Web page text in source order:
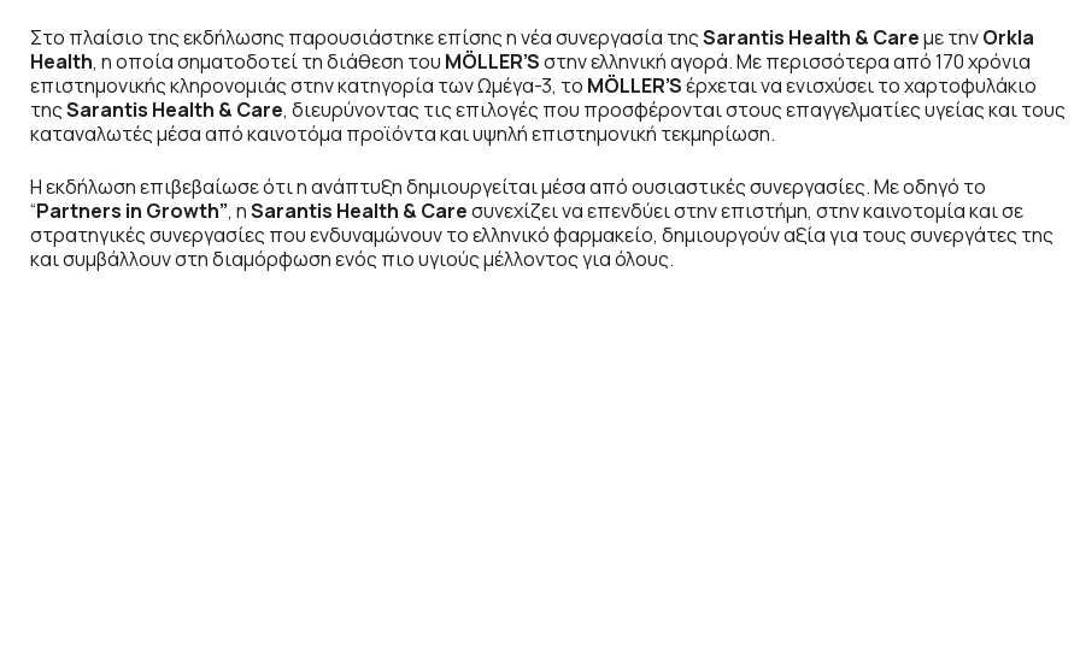
Στο πλαίσιο της εκδήλωσης παρουσιάστηκε επίσης η νέα συνεργασία τηςSarantis Health & Careμε τηνOrkla
Health, η οποία σηματοδοτεί τη διάθεση του MÖLLER’Sστην ελληνική αγορά. Με περισσότερα από 170 χρόνια
επιστημονικής κληρονομιάς στην κατηγορία των Ωμέγα-3, το MÖLLER’Sέρχεται να ενισχύσει το χαρτοφυλάκιο
τηςSarantis Health & Care, διευρύνοντας τις επιλογές που προσφέρονται στους επαγγελματίες υγείας και τους
καταναλωτές μέσα από καινοτόμα προϊόντα και υψηλή επιστημονική τεκμηρίωση.
Η εκδήλωση επιβεβαίωσε ότι η ανάπτυξη δημιουργείται μέσα από ουσιαστικές συνεργασίες. Με οδηγό το
“Partners in Growth”, ηSarantis Health & Careσυνεχίζει να επενδύει στην επιστήμη, στην καινοτομία και σε
στρατηγικές συνεργασίες που ενδυναμώνουν το ελληνικό φαρμακείο, δημιουργούν αξία για τους συνεργάτες της
και συμβάλλουν στη διαμόρφωση ενός πιο υγιούς μέλλοντος για όλους.